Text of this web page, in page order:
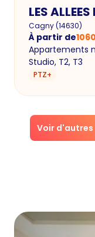
LES
Cagny(14630)
À partir de
Appartements
Studio, T2, T3
PTZ+
Voir